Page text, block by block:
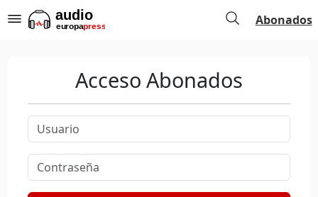
Abonados
Acceso Abonados